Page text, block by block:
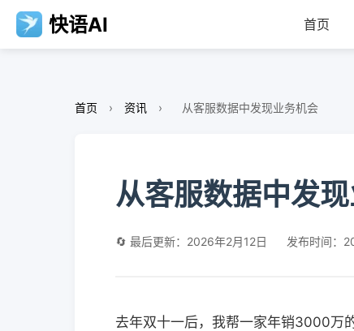
快语AI 首页
首页 › 资讯 › 从客服数据中发现业务机会
从客服数据中发
🔄 最后更新：2026年2月12日 发布时间：
去年双十一后，我帮一家年销3000万